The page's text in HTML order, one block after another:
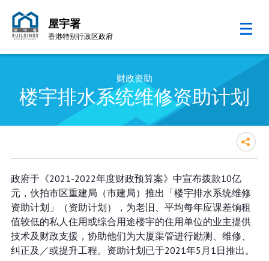
屋宇署
香港特别行政区政府
财政资助
楼宇排水系统维修资助计划
政府于《2021-2022年度财政预算案》中宣布拨款10亿
元，伙拍市区重建局（市建局）推出「楼宇排水系统维修
资助计划」（资助计划），为老旧、平均每年应课差饷租
值较低的私人住用或综合用途楼宇的住用单位的业主提供
技术及财政支援，协助他们为大厦渠管进行勘测、维修、
纠正及／或提升工程。资助计划已于2021年5月1日推出。